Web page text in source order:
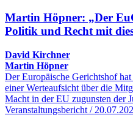
Martin Höpner: „Der
Politik und Recht mit
David Kirchner
Martin Höpner
Der Europäische Gerichtshof
einer Werteaufsicht über die
Macht in der EU zugunsten der
Veranstaltungsbericht /